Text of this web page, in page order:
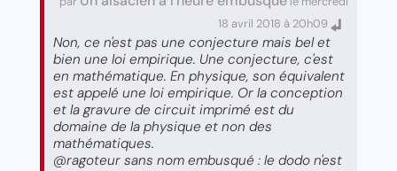
18 avril 2018 à 20h09
Non, ce n'est pas une conjecture mais bel et
bien une loi empirique. Une conjecture, c'est
en mathématique. En physique, son équivalent
est appelé une loi empirique. Or la conception
et la gravure de circuit imprimé est du
domaine de la physique et non des
mathématiques.
@ragoteur sans nom embusqué : le dodo n'est